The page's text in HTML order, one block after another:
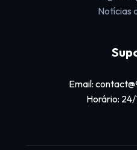
Notícias
Email:
Horário: